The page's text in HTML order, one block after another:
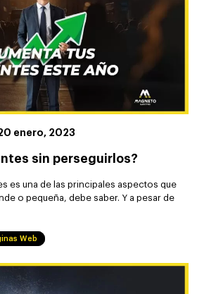
enero, 2023
sin perseguirlos?
es una de las principales aspectos que
o pequeña, debe saber. Y a pesar de
Web